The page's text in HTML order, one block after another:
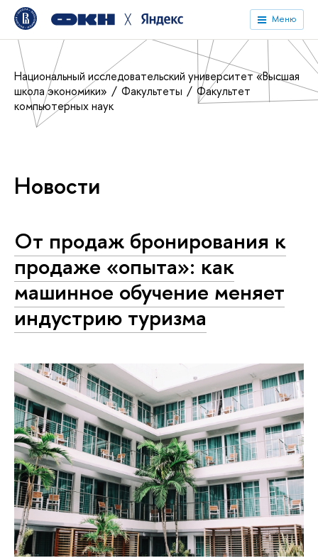
╳ Меню
Национальный исследовательский университет «Высшая
школа экономики»
Факультеты
Факультет
компьютерных наук
Новости
От продаж бронирования к
продаже «опыта»: как
машинное обучение меняет
индустрию туризма